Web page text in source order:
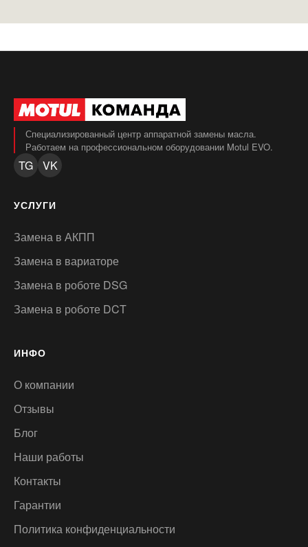
Специализированный центр аппаратной замены масла.
Работаем на профессиональном оборудовании Motul EVO.
TG VK
УСЛУГИ
Замена в АКПП
Замена в вариаторе
Замена в роботе DSG
Замена в роботе DCT
ИНФО
О компании
Отзывы
Блог
Наши работы
Контакты
Гарантии
Политика конфиденциальности